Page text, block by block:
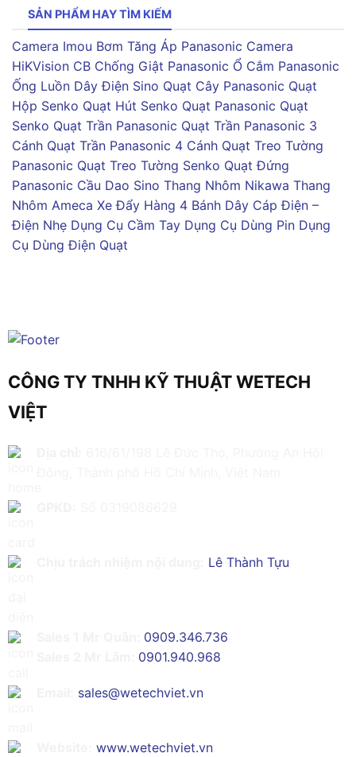
SẢN PHẨM HAY TÌM KIẾM
Camera Imou Bơm Tăng Áp Panasonic Camera
HiKVision CB Chống Giật Panasonic Ổ Cắm Panasonic
Ống Luồn Dây Điện Sino Quạt Cây Panasonic Quạt
Hộp Senko Quạt Hút Senko Quạt Panasonic Quạt
Senko Quạt Trần Panasonic Quạt Trần Panasonic 3
Cánh Quạt Trần Panasonic 4 Cánh Quạt Treo Tường
Panasonic Quạt Treo Tường Senko Quạt Đứng
Panasonic Cầu Dao Sino Thang Nhôm Nikawa Thang
Nhôm Ameca Xe Đẩy Hàng 4 Bánh Dây Cáp Điện –
Điện Nhẹ Dụng Cụ Cầm Tay Dụng Cụ Dùng Pin Dụng
Cụ Dùng Điện Quạt
CÔNG TY TNHH KỸ THUẬT WETECH
VIỆT
Lê Thành Tựu
0909.346.736
0901.940.968
sales@wetechviet.vn
www.wetechviet.vn